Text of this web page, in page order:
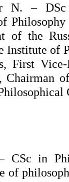
N. –
of the
Institute of
First
Chairman
CSc in
of